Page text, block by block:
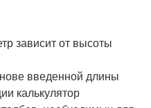
зависит от высоты
введенной длины
калькулятор